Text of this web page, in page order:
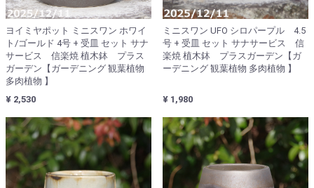
ヨイミヤポット ミニスワン ホワイ
ト/ゴールド 4号 + 受皿 セット サナ
サービス 信楽焼 植木鉢 プラス
ガーデン【ガーデニング 観葉植物
多肉植物 】
¥ 2,530
ミニスワン UFO シロパープル 4.5
号 + 受皿 セット サナサービス 信
楽焼 植木鉢 プラスガーデン【ガ
ーデニング 観葉植物 多肉植物 】
¥ 1,980